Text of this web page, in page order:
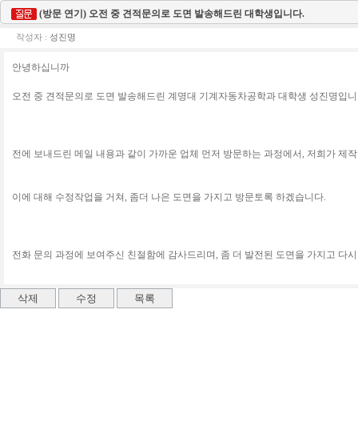
(방문 연기) 오전 중 견적문의로 도면 발송해드린 대학생입니다.
작성자 : 성진명
안녕하십니까
오전 중 견적문의로 도면 발송해드린 계명대 기계자동차공학과 대학생 성진명입
전에 보내드린 메일 내용과 같이 가까운 업체 먼저 방문하는 과정에서, 저희가 제
이에 대해 수정작업을 거쳐, 좀더 나은 도면을 가지고 방문토록 하겠습니다.
전화 문의 과정에 보여주신 친절함에 감사드리며, 좀 더 발전된 도면을 가지고 다